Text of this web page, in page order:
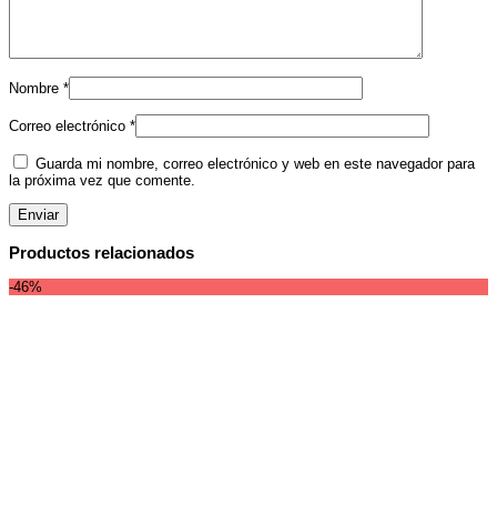
Nombre *
Correo electrónico *
Guarda mi nombre, correo electrónico y web en este navegador para
la próxima vez que comente.
Productos relacionados
-46%